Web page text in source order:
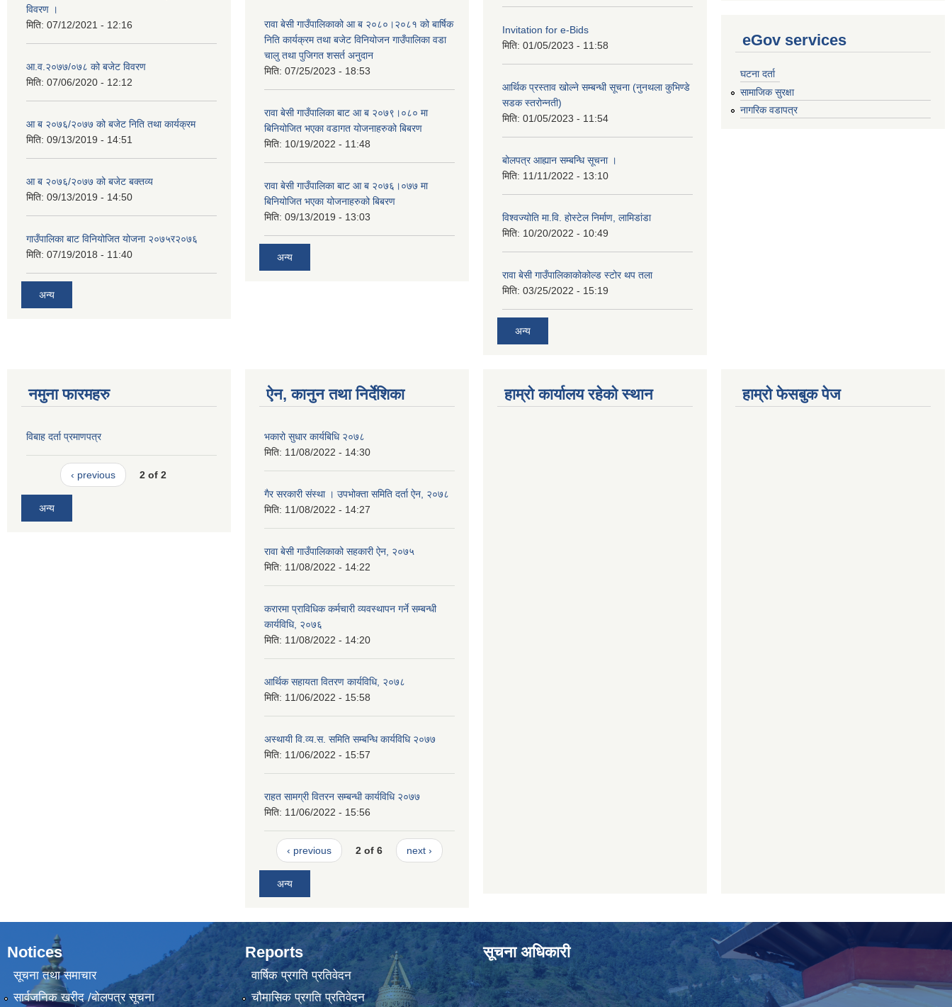
विवरण ।
मिति: 07/12/2021 - 12:16
आ.व.२०७७/०७८ को बजेट विवरण
मिति: 07/06/2020 - 12:12
आ ब २०७६/२०७७ को बजेट निति तथा कार्यक्रम
मिति: 09/13/2019 - 14:51
आ ब २०७६/२०७७ को बजेट बक्तव्य
मिति: 09/13/2019 - 14:50
गाउँपालिका बाट विनियोजित योजना २०७५र२०७६
मिति: 07/19/2018 - 11:40
अन्य
रावा बेसी गाउँपालिकाको आ ब २०८०।२०८१ को बार्षिक
निति कार्यक्रम तथा बजेट विनियोजन गाउँपालिका वडा
चालु तथा पुजिगत शसर्त अनुदान
मिति: 07/25/2023 - 18:53
रावा बेसी गाउँपालिका बाट आ ब २०७९।०८० मा
बिनियोजित भएका वडागत योजनाहरुको बिबरण
मिति: 10/19/2022 - 11:48
रावा बेसी गाउँपालिका बाट आ ब २०७६।०७७ मा
बिनियोजित भएका योजनाहरुको बिबरण
मिति: 09/13/2019 - 13:03
अन्य
Invitation for e-Bids
मिति: 01/05/2023 - 11:58
आर्थिक प्रस्ताव खोल्ने सम्बन्धी सूचना (नुनथला कुभिण्डे
सडक स्तरोन्नती)
मिति: 01/05/2023 - 11:54
बोलपत्र आह्यान सम्बन्धि सूचना ।
मिति: 11/11/2022 - 13:10
विश्वज्योति मा.वि. होस्टेल निर्माण, लामिडांडा
मिति: 10/20/2022 - 10:49
रावा बेसी गाउँपालिकाकोकोल्ड स्टोर थप तला
मिति: 03/25/2022 - 15:19
अन्य
eGov services
घटना दर्ता
सामाजिक सुरक्षा
नागरिक वडापत्र
नमुना फारमहरु
विबाह दर्ता प्रमाणपत्र
‹ previous 2 of 2
अन्य
ऐन, कानुन तथा निर्देशिका
भकारो सुधार कार्यबिधि २०७८
मिति: 11/08/2022 - 14:30
गैर सरकारी संस्था । उपभोक्ता समिति दर्ता ऐन, २०७८
मिति: 11/08/2022 - 14:27
रावा बेसी गाउँपालिकाको सहकारी ऐन, २०७५
मिति: 11/08/2022 - 14:22
करारमा प्राविधिक कर्मचारी व्यवस्थापन गर्ने सम्बन्धी
कार्यविधि, २०७६
मिति: 11/08/2022 - 14:20
आर्थिक सहायता वितरण कार्यविधि, २०७८
मिति: 11/06/2022 - 15:58
अस्थायी वि.व्य.स. समिति सम्बन्धि कार्यविधि २०७७
मिति: 11/06/2022 - 15:57
राहत सामग्री वितरन सम्बन्धी कार्यविधि २०७७
मिति: 11/06/2022 - 15:56
‹ previous 2 of 6 next ›
अन्य
हाम्रो कार्यालय रहेको स्थान हाम्रो फेसबुक पेज
Notices
सूचना तथा समाचार
सार्वजनिक खरीद /बोलपत्र सूचना
Reports
वार्षिक प्रगति प्रतिवेदन
चौमासिक प्रगति प्रतिवेदन
सूचना अधिकारी